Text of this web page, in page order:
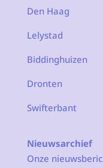
Den Haag
Lelystad
Biddinghuizen
Dronten
Swifterbant
Nieuwsarchief
Onze